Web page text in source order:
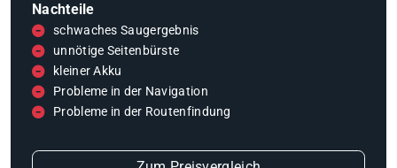
Nachteile
schwaches Saugergebnis
unnötige Seitenbürste
kleiner Akku
Probleme in der Navigation
Probleme in der Routenfindung